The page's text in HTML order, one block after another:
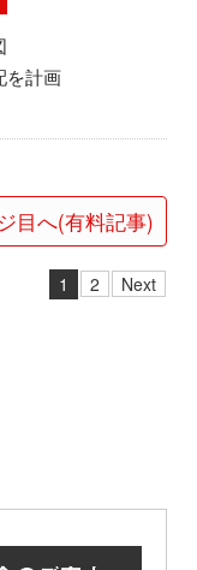
を計画
目へ(有料記事)
1 2 Next